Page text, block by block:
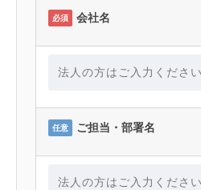
必須 会社名
任意 ご担当・部署名